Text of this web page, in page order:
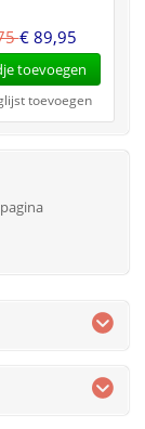
€ 89,95
toevoegen
toevoegen